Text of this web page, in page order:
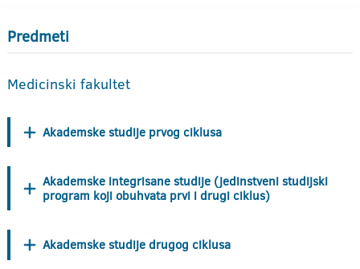
Predmeti
Medicinski fakultet
Akademske studije prvog ciklusa
Akademske integrisane studije (jedinstveni studijski
program koji obuhvata prvi i drugi ciklus)
Akademske studije drugog ciklusa